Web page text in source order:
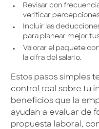
Revisar con
verificar
Incluir las
para planear mejor
Valorar el paquete
la cifra del salario.
Estos pasos simples
control real sobre tu
beneficios que la
ayudan a evaluar de
propuesta laboral,